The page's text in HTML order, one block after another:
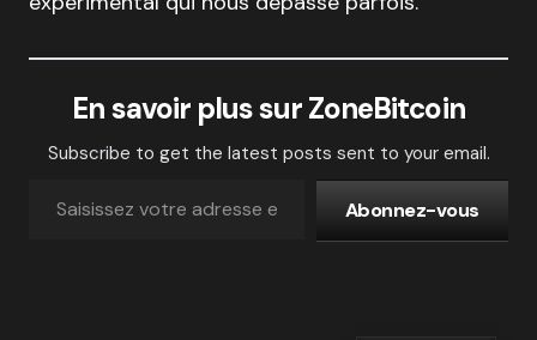
En savoir plus sur ZoneBitcoin
Subscribe to get the latest posts sent to your email.
Abonnez-vous